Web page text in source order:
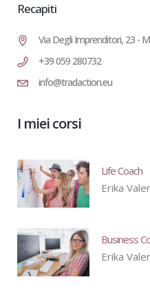
Recapiti
Via Degli Imprenditori, 23 -
+39 059 280732
info@tradaction.eu
I miei corsi
Life Coach
Erika
Business
Erika